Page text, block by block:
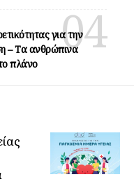
για την
– Τα ανθρώπινα
πλάνο